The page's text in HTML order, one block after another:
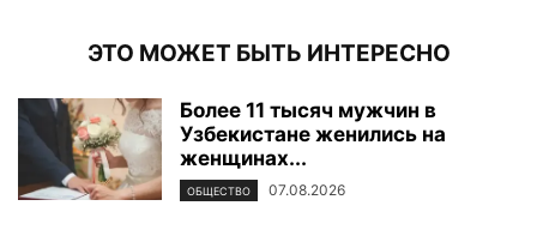
ЭТО МОЖЕТ БЫТЬ ИНТЕРЕСНО
Более 11 тысяч мужчин в
Узбекистане женились на
женщинах...
ОБЩЕСТВО 07.08.2026